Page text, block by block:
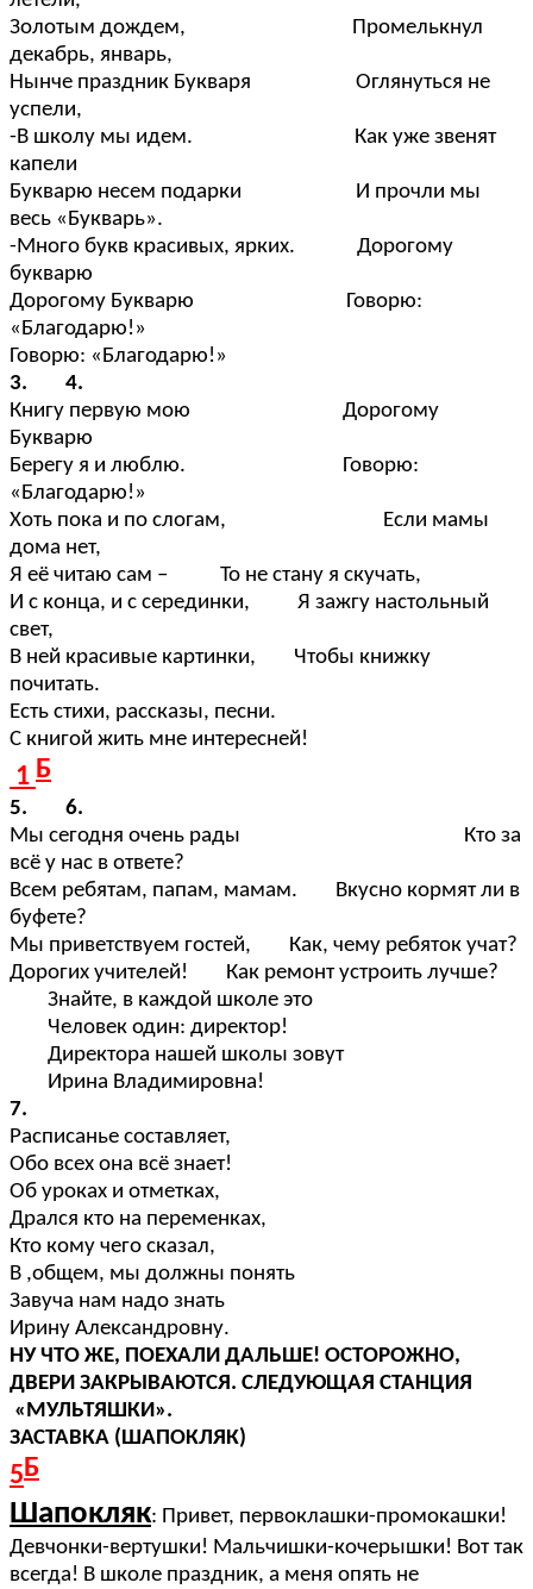
Золотым дождем, Промелькнул
декабрь, январь,
Нынче праздник Букваря Оглянуться не
успели,
-В школу мы идем. Как уже звенят
капели
Букварю несем подарки И прочли мы
весь «Букварь».
-Много букв красивых, ярких. Дорогому
букварю
Дорогому Букварю Говорю:
«Благодарю!»
Говорю: «Благодарю!»
3.
4.
Книгу первую мою Дорогому
Букварю
Берегу я и люблю. Говорю:
«Благодарю!»
Хоть пока и по слогам, Если мамы
дома нет,
Я её читаю сам – То не стану я скучать,
И с конца, и с серединки, Я зажгу настольный
свет,
В ней красивые картинки, Чтобы книжку
почитать.
Есть стихи, рассказы, песни.
С книгой жить мне интересней!
1 Б
5.
6.
Мы сегодня очень рады Кто за
всё у нас в ответе?
Всем ребятам, папам, мамам. Вкусно кормят ли в
буфете?
Мы приветствуем гостей, Как, чему ребяток учат?
Дорогих учителей! Как ремонт устроить лучше?
Знайте, в каждой школе это
Человек один: директор!
Директора нашей школы зовут
Ирина Владимировна!
7.
Расписанье составляет,
Обо всех она всё знает!
Об уроках и отметках,
Дрался кто на переменках,
Кто кому чего сказал,
В ,общем, мы должны понять
Завуча нам надо знать
Ирину Александровну.
НУ ЧТО ЖЕ, ПОЕХАЛИ ДАЛЬШЕ! ОСТОРОЖНО,
ДВЕРИ ЗАКРЫВАЮТСЯ. СЛЕДУЮЩАЯ СТАНЦИЯ
«МУЛЬТЯШКИ».
ЗАСТАВКА (ШАПОКЛЯК)
5Б
Шапокляк: Привет, первоклашки-промокашки!
Девчонки-вертушки! Мальчишки-кочерышки! Вот так
всегда! В школе праздник, а меня опять не